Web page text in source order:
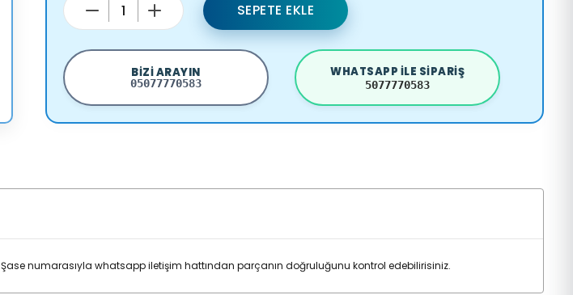
SEPETE EKLE
BIZI ARAYIN
05077770583
WHATSAPP ILE SIPARIŞ
5077770583
Şase numarasıyla whatsapp iletişim hattından parçanın doğruluğunu kontrol edebilirisiniz.